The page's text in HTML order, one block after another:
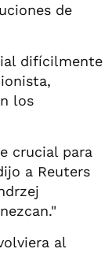
de
difícilmente
los
crucial para
a Reuters
al